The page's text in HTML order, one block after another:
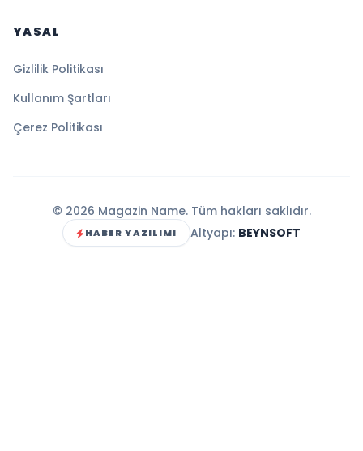
YASAL
Gizlilik Politikası
Kullanım Şartları
Çerez Politikası
© 2026 Magazin Name. Tüm hakları saklıdır.
HABER YAZILIMI Altyapı: BEYNSOFT